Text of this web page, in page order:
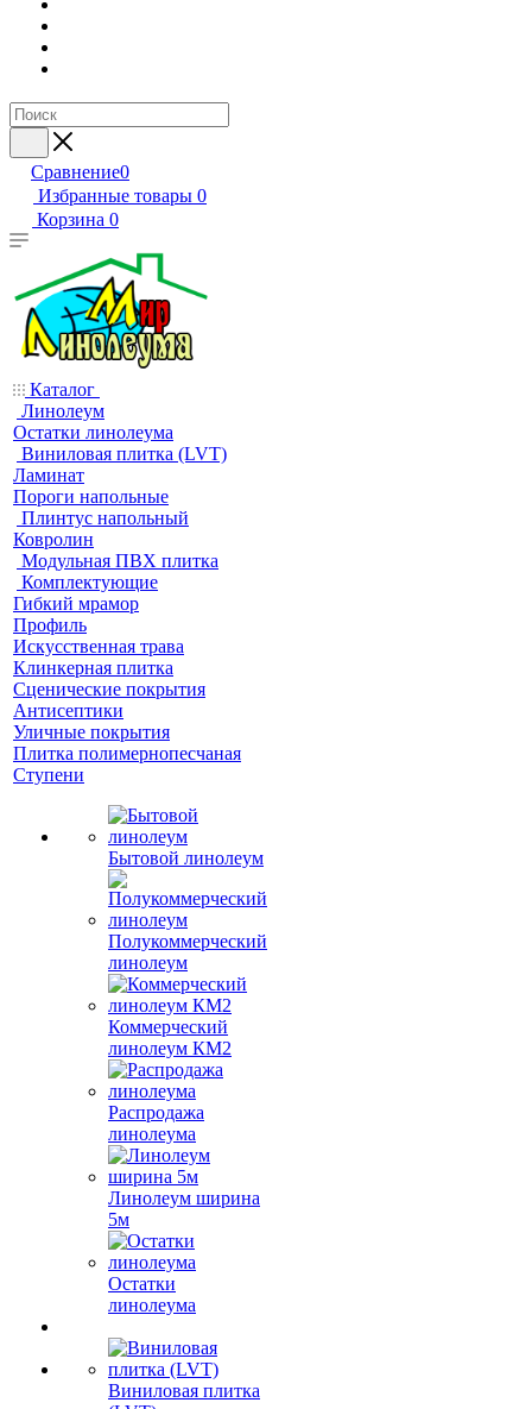
Сравнение0
Избранные товары 0
Корзина 0
Каталог
Линолеум
Остатки линолеума
Виниловая плитка (LVT)
Ламинат
Пороги напольные
Плинтус напольный
Ковролин
Модульная ПВХ плитка
Комплектующие
Гибкий мрамор
Профиль
Искусственная трава
Клинкерная плитка
Сценические покрытия
Антисептики
Уличные покрытия
Плитка полимернопесчаная
Ступени
Бытовой линолеум
Полукоммерческий
линолеум
Коммерческий
линолеум КМ2
Распродажа
линолеума
Линолеум ширина
5м
Остатки
линолеума
Виниловая плитка